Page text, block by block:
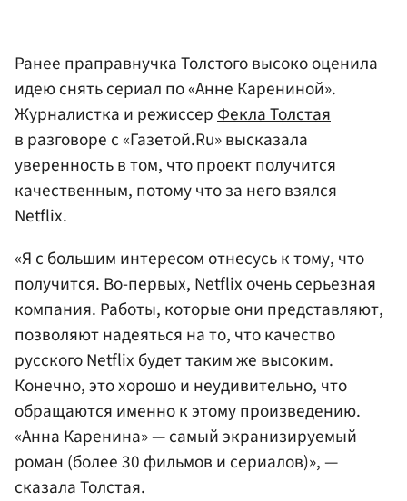
Ранее праправнучка Толстого высоко оценила
идею снять сериал по «Анне Карениной».
Журналистка и режиссерФекла Толстая
в разговоре с «Газетой.Ru» высказала
уверенность в том, что проект получится
качественным, потому что за него взялся
Netflix.
«Я с большим интересом отнесусь к тому, что
получится. Во-первых, Netflix очень серьезная
компания. Работы, которые они представляют,
позволяют надеяться на то, что качество
русского Netflix будет таким же высоким.
Конечно, это хорошо и неудивительно, что
обращаются именно к этому произведению.
«Анна Каренина» — самый экранизируемый
роман (более 30 фильмов и сериалов)», —
сказала Толстая.